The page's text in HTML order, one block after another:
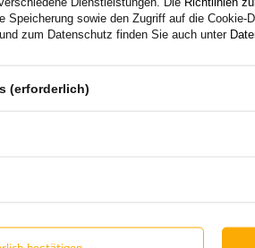
Speicherung sowie den Zugriff auf die
zum Datenschutz finden Sie auch unter
(erforderlich)